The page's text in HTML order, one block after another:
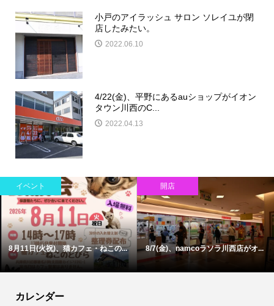
小戸のアイラッシュ サロン ソレイユが閉
店したみたい。
2022.06.10
4/22(金)、平野にあるauショップがイオン
タウン川西のC...
2022.04.13
イベント
8月11日(火祝)、猫カフェ・ねこの...
開店
8/7(金)、namcoラソラ川西店がオ...
カレンダー